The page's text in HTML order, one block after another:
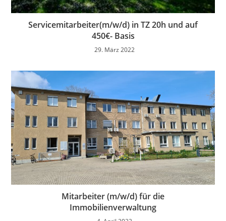
Servicemitarbeiter(m/w/d) in TZ 20h und auf
450€- Basis
29. März 2022
Mitarbeiter (m/w/d) für die
Immobilienverwaltung